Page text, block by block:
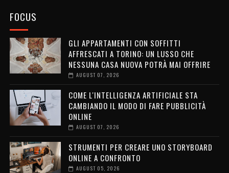
FOCUS
GLI APPARTAMENTI CON SOFFITTI
AFFRESCATI A TORINO: UN LUSSO CHE
NESSUNA CASA NUOVA POTRÀ MAI OFFRIRE
AUGUST 07, 2026
COME L'INTELLIGENZA ARTIFICIALE STA
CAMBIANDO IL MODO DI FARE PUBBLICITÀ
ONLINE
AUGUST 07, 2026
STRUMENTI PER CREARE UNO STORYBOARD
ONLINE A CONFRONTO
AUGUST 05, 2026